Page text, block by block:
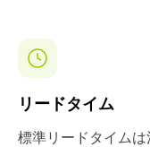
リードタイム
標準リードタイム